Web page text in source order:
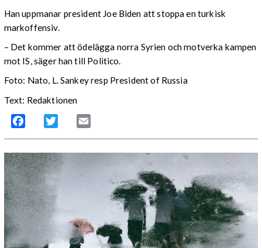
Han uppmanar president Joe Biden att stoppa en turkisk
markoffensiv.
– Det kommer att ödelägga norra Syrien och motverka kampen
mot IS, säger han till Politico.
Foto: Nato, L. Sankey resp President of Russia
Text: Redaktionen
Facebook Twitter